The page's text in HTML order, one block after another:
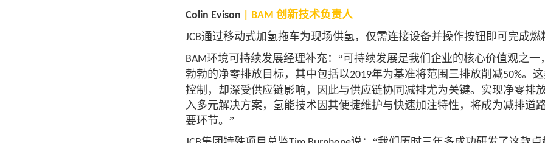
Colin Evison | BAM创新技术负责人
JCB通过移动式加氢拖车为现场供氢，仅需连接设备并操作按钮即可完成燃
BAM环境可持续发展经理补充：“可持续发展是我们企业的核心价值观之一
勃勃的净零排放目标，其中包括以2019年为基准将范围三排放削减50%。
控制，却深受供应链影响，因此与供应链协同减排尤为关键。实现净零排
入多元解决方案，氢能技术因其便捷维护与快速加注特性，将成为减排道
要环节。”